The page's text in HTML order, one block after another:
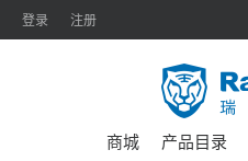
登录 注册
商城 产品目录